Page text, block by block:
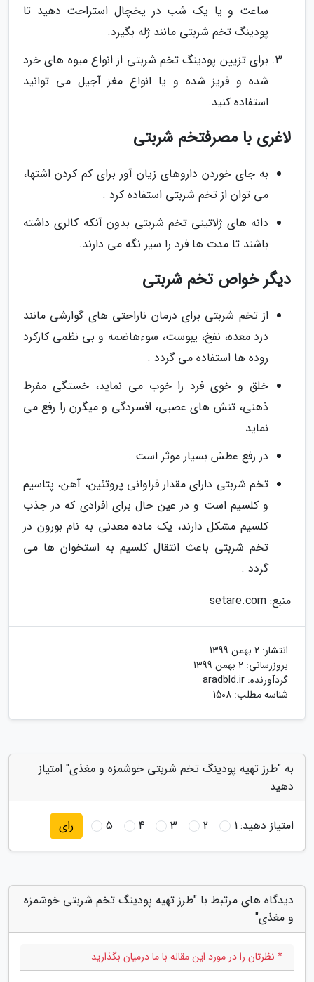
ساعت و یا یک شب در یخچال استراحت دهید تا
پودینگ تخم شربتی مانند ژله بگیرد.
برای تزیین پودینگ تخم شربتی از انواع میوه های خرد
شده و فریز شده و یا انواع مغز آجیل می توانید
استفاده کنید.
لاغری با مصرفتخم شربتی
به جای خوردن داروهای زیان آور برای کم کردن اشتها،
می توان از تخم شربتی استفاده کرد .
دانه های ژلاتینی تخم شربتی بدون آنکه کالری داشته
باشند تا مدت ها فرد را سیر نگه می دارند.
دیگر خواص تخم شربتی
از تخم شربتی برای درمان ناراحتی های گوارشی مانند
درد معده، نفخ، یبوست، سوءهاضمه و بی نظمی کارکرد
روده ها استفاده می گردد .
خلق و خوی فرد را خوب می نماید، خستگی مفرط
ذهنی، تنش های عصبی، افسردگی و میگرن را رفع می
نماید
در رفع عطش بسیار موثر است .
تخم شربتی دارای مقدار فراوانی پروتئین، آهن، پتاسیم
و کلسیم است و در عین حال برای افرادی که در جذب
کلسیم مشکل دارند، یک ماده معدنی به نام بورون در
تخم شربتی باعث انتقال کلسیم به استخوان ها می
گردد .
منبع: setare.com
انتشار: 2 بهمن 1399
بروزرسانی: 2 بهمن 1399
گردآورنده: aradbld.ir
شناسه مطلب: 1508
به "طرز تهیه پودینگ تخم شربتی خوشمزه و مغذی" امتیاز
دهید
امتیاز دهید:1
2
3
4
5 رای
دیدگاه های مرتبط با "طرز تهیه پودینگ تخم شربتی خوشمزه
و مغذی"
* نظرتان را در مورد این مقاله با ما درمیان بگذارید